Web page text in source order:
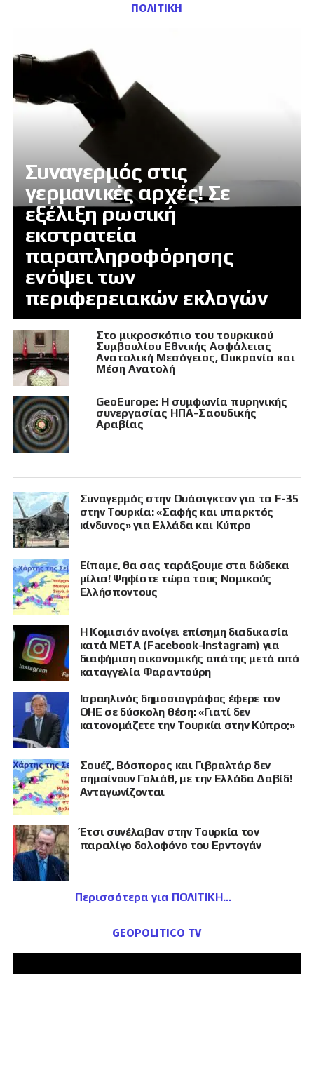
ΠΟΛΙΤΙΚΗ
Συναγερμός στις
γερμανικές αρχές! Σε
εξέλιξη ρωσική
εκστρατεία
παραπληροφόρησης
ενόψει των
περιφερειακών εκλογών
Στο μικροσκόπιο του τουρκικού
Συμβουλίου Εθνικής Ασφάλειας
Ανατολική Μεσόγειος, Ουκρανία και
Μέση Ανατολή
GeoEurope: Η συμφωνία πυρηνικής
συνεργασίας ΗΠΑ-Σαουδικής
Αραβίας
Συναγερμός στην Ουάσιγκτον για τα F-35
στην Τουρκία: «Σαφής και υπαρκτός
κίνδυνος» για Ελλάδα και Κύπρο
Είπαμε, θα σας ταράξουμε στα δώδεκα
μίλια! Ψηφίστε τώρα τους Νομικούς
Ελλήσποντους
Η Κομισιόν ανοίγει επίσημη διαδικασία
κατά META (Facebook-Instagram) για
διαφήμιση οικονομικής απάτης μετά από
καταγγελία Φαραντούρη
Ισραηλινός δημοσιογράφος έφερε τον
ΟΗΕ σε δύσκολη θέση: «Γιατί δεν
κατονομάζετε την Τουρκία στην Κύπρο;»
Σουέζ, Βόσπορος και Γιβραλτάρ δεν
σημαίνουν Γολιάθ, με την Ελλάδα Δαβίδ!
Ανταγωνίζονται
Έτσι συνέλαβαν στην Τουρκία τον
παραλίγο δολοφόνο του Ερντογάν
Περισσότερα για ΠΟΛΙΤΙΚΗ
GEOPOLITICO TV